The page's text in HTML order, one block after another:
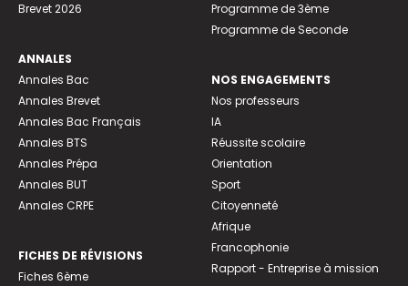
Brevet 2026
ANNALES
Annales Bac
Annales Brevet
Annales Bac Français
Annales BTS
Annales Prépa
Annales BUT
Annales CRPE
FICHES DE RÉVISIONS
Fiches 6ème
Programme de 3ème
Programme de Seconde
NOS ENGAGEMENTS
Nos professeurs
IA
Réussite scolaire
Orientation
Sport
Citoyenneté
Afrique
Francophonie
Rapport - Entreprise à mission